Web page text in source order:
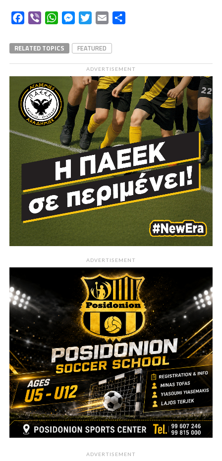
Facebook
Viber WhatsAppMessengerTwitterEmail
RELATED TOPICS FEATURED
ADVERTISEMENT
ADVERTISEMENT
ADVERTISEMENT